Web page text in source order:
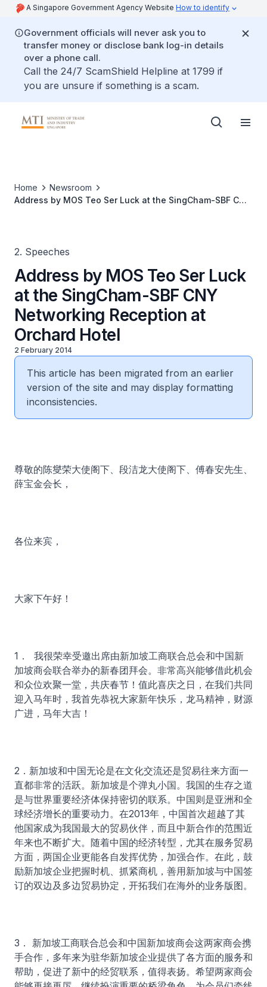
A Singapore Government Agency Website How to identify
Government officials will never ask you to
transfer money or disclose bank log-in details
over a phone call.
Call the 24/7 ScamShield Helpline at 1799 if
you are unsure if something is a scam.
Home
Newsroom
Address by MOS Teo Ser Luck at the SingCham-SBF CNY
2. Speeches
Address by MOS Teo Ser Luck
at the SingCham-SBF CNY
Networking Reception at
Orchard Hotel
2 February 2014
This article has been migrated from an earlier
version of the site and may display formatting
inconsistencies.
尊敬的陈燮荣大使阁下、段洁龙大使阁下、傅春安先生、
薛宝金会长，
各位来宾，
大家下午好！
1． 我很荣幸受邀出席由新加坡工商联合总会和中国新
加坡商会联合举办的新春团拜会。非常高兴能够借此机会
和众位欢聚一堂，共庆春节！值此喜庆之日，在我们共同
迎入马年时，我首先恭祝大家新年快乐，龙马精神，财源
广进，马年大吉！
2．新加坡和中国无论是在文化交流还是贸易往来方面一
直都非常的活跃。新加坡是个弹丸小国。我国的生存之道
是与世界重要经济体保持密切的联系。中国则是亚洲和全
球经济增长的重要动力。在2013年，中国首次超越了其
他国家成为我国最大的贸易伙伴，而且中新合作的范围近
年来也不断扩大。随着中国的经济转型，尤其在服务贸易
方面，两国企业更能各自发挥优势，加强合作。在此，鼓
励新加坡企业把握时机、抓紧商机，善用新加坡与中国签
订的双边及多边贸易协定，开拓我们在海外的业务版图。
3． 新加坡工商联合总会和中国新加坡商会这两家商会携
手合作，多年来为驻华新加坡企业提供了各方面的服务和
帮助，促进了新中的经贸联系，值得表扬。希望两家商会